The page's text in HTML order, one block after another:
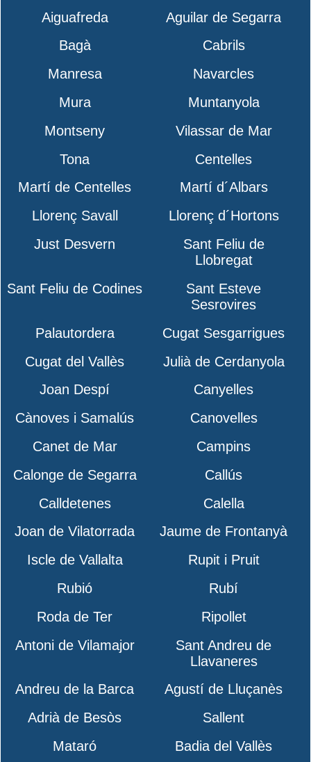
Aiguafreda
Aguilar de Segarra
Bagà
Cabrils
Manresa
Navarcles
Mura
Muntanyola
Montseny
Vilassar de Mar
Tona
Centelles
Martí de Centelles
Martí d´Albars
Llorenç Savall
Llorenç d´Hortons
Just Desvern
Sant Feliu de
Llobregat
Sant Feliu de Codines
Sant Esteve
Sesrovires
Palautordera
Cugat Sesgarrigues
Cugat del Vallès
Julià de Cerdanyola
Joan Despí
Canyelles
Cànoves i Samalús
Canovelles
Canet de Mar
Campins
Calonge de Segarra
Callús
Calldetenes
Calella
Joan de Vilatorrada
Jaume de Frontanyà
Iscle de Vallalta
Rupit i Pruit
Rubió
Rubí
Roda de Ter
Ripollet
Antoni de Vilamajor
Sant Andreu de
Llavaneres
Andreu de la Barca
Agustí de Lluçanès
Adrià de Besòs
Sallent
Mataró
Badia del Vallès